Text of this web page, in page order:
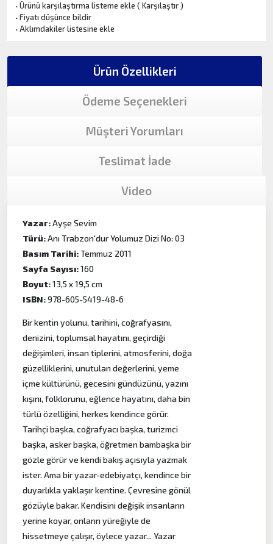
·Ürünü karşılaştırma listeme ekle (Karşılaştır)
·Fiyatı düşünce bildir
·Aklımdakiler listesine ekle
Ürün Özellikleri
Ödeme Seçenekleri
Müşteri Yorumları
Teslimat İade
Video
Yazar:Ayşe Sevim
Türü:Anı Trabzon'dur Yolumuz Dizi No: 03
Basım Tarihi:Temmuz 2011
Sayfa Sayısı:160
Boyut:13,5 x 19,5 cm
ISBN:978-605-5419-48-6
Bir kentin yolunu, tarihini, coğrafyasını,
denizini, toplumsal hayatını, geçirdiği
değişimleri, insan tiplerini, atmosferini, doğa
güzelliklerini, unutulan değerlerini, yeme
içme kültürünü, gecesini gündüzünü, yazını
kışını, folklorunu, eğlence hayatını, daha bin
türlü özelliğini, herkes kendince görür.
Tarihçi başka, coğrafyacı başka, turizmci
başka, asker başka, öğretmen bambaşka bir
gözle görür ve kendi bakış açısıyla yazmak
ister. Ama bir yazar-edebiyatçı, kendince bir
duyarlıkla yaklaşır kentine. Çevresine gönül
gözüyle bakar. Kendisini değişik insanların
yerine koyar, onların yüreğiyle de
hissetmeye çalışır, öylece yazar... Yazar